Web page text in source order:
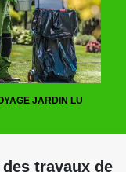
JARDIN LU
travaux de